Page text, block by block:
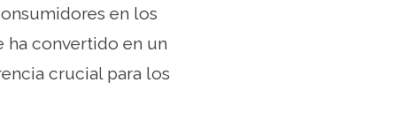
en los
ha convertido en un
crucial para los